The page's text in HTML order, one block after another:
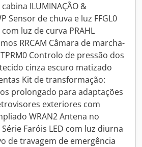
ILUMINAÇÃO &
Sensor de chuva e luz FFGL0
luz de curva PRAHL
RRCAM Câmara de marcha-
TPRM0 Controlo de pressão dos
cinza escuro matizado
Kit de transformação:
prolongado para adaptações
exteriores com
WRAN2 Antena no
Faróis LED com luz diurna
de travagem de emergência